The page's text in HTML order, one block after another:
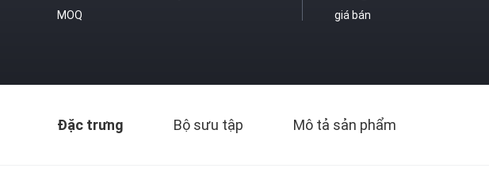
MOQ giá bán
Đặc trưng Bộ sưu tập Mô tả sản phẩm